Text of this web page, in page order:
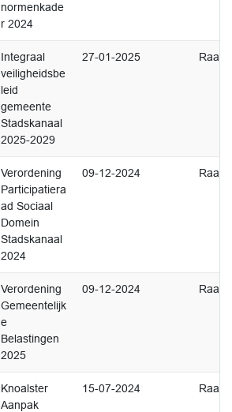
normenkade
r 2024
Integraal
veiligheidsbe
leid
gemeente
Stadskanaal
2025-2029
27-01-2025 Raad
Verordening
Participatiera
ad Sociaal
Domein
Stadskanaal
2024
09-12-2024 Raad
Verordening
Gemeentelijk
e
Belastingen
2025
09-12-2024 Raad
Knoalster
Aanpak
15-07-2024 Raad